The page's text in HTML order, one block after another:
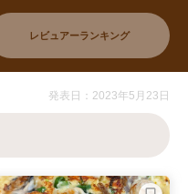
レビュアーランキング
発表日：2023年5月23日